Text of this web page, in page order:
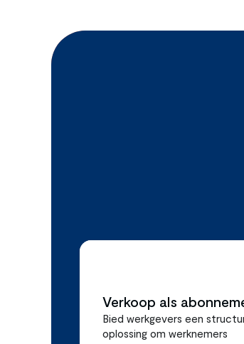
Verkoop als
Bied werkgevers een
oplossing om werknemers